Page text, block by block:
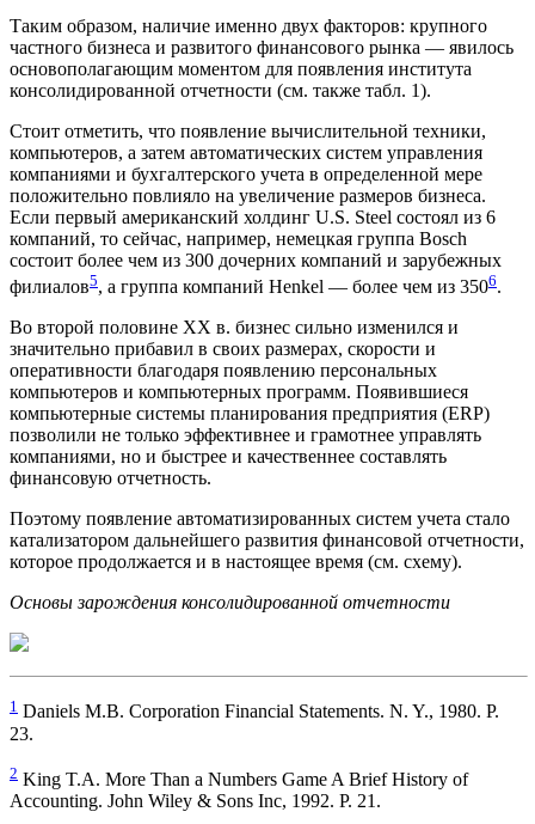
Таким образом, наличие именно двух факторов: крупного
частного бизнеса и развитого финансового рынка — явилось
основополагающим моментом для появления института
консолидированной отчетности (см. также табл. 1).
Стоит отметить, что появление вычислительной техники,
компьютеров, а затем автоматических систем управления
компаниями и бухгалтерского учета в определенной мере
положительно повлияло на увеличение размеров бизнеса.
Если первый американский холдинг U.S. Steel состоял из 6
компаний, то сейчас, например, немецкая группа Bosch
состоит более чем из 300 дочерних компаний и зарубежных
филиалов5, а группа компаний Henkel — более чем из 3506.
Во второй половине XX в. бизнес сильно изменился и
значительно прибавил в своих размерах, скорости и
оперативности благодаря появлению персональных
компьютеров и компьютерных программ. Появившиеся
компьютерные системы планирования предприятия (ERP)
позволили не только эффективнее и грамотнее управлять
компаниями, но и быстрее и качественнее составлять
финансовую отчетность.
Поэтому появление автоматизированных систем учета стало
катализатором дальнейшего развития финансовой отчетности,
которое продолжается и в настоящее время (см. схему).
Основы зарождения консолидированной отчетности
1 Daniels M.B. Corporation Financial Statements. N. Y., 1980. P.
23.
2 King T.A. More Than a Numbers Game A Brief History of
Accounting. John Wiley & Sons Inc, 1992. P. 21.